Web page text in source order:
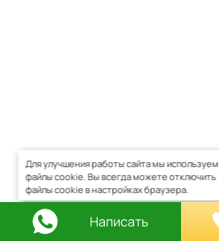
Для улучшения работы сайта мы используем
файлы cookie. Вы всегда можете отключить
файлы cookie в настройках браузера.
Написать